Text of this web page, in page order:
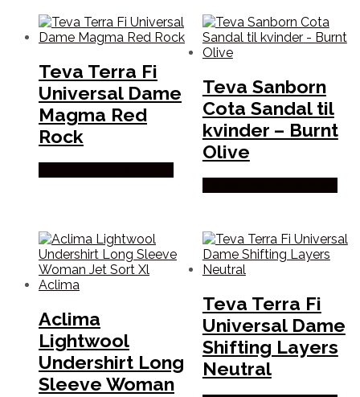
Teva Terra Fi
Universal Dame
Magma Red
Rock
Teva Sanborn
Cota Sandal til
kvinder – Burnt
Olive
Aclima
Lightwool
Undershirt Long
Sleeve Woman
Teva Terra Fi
Universal Dame
Shifting Layers
Neutral